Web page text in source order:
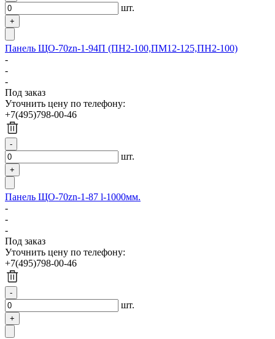
шт.
Панель ЩО-70zn-1-94П (ПН2-100,ПМ12-125,ПН2-100)
-
-
-
Под заказ
Уточнить цену по телефону:
+7(495)798-00-46
шт.
Панель ЩО-70zn-1-87 l-1000мм.
-
-
-
Под заказ
Уточнить цену по телефону:
+7(495)798-00-46
шт.